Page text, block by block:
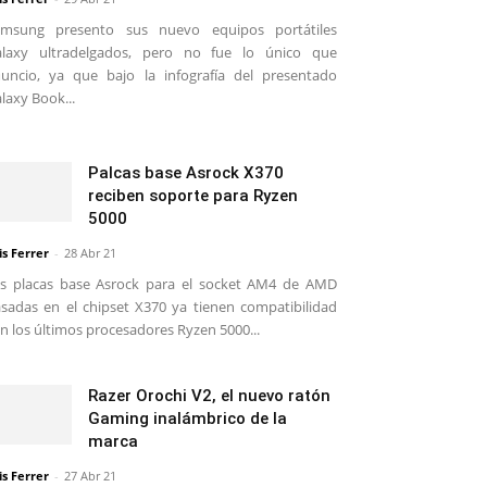
presento sus nuevo equipos portátiles
ultradelgados, pero no fue lo único que
ya que bajo la infografía del presentado
Book...
Palcas base Asrock X370
reciben soporte para Ryzen
5000
Ferrer - 28 Abr 21
placas base Asrock para el socket AM4 de AMD
en el chipset X370 ya tienen compatibilidad
los últimos procesadores Ryzen 5000...
Razer Orochi V2, el nuevo ratón
Gaming inalámbrico de la
marca
Ferrer - 27 Abr 21